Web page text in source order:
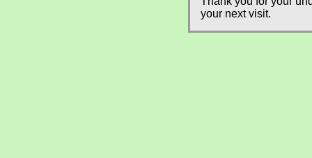
your next visit.